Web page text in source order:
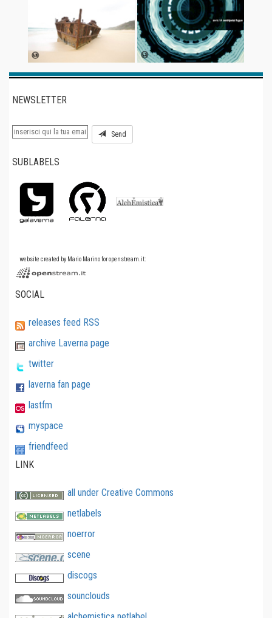
NEWSLETTER
Send
SUBLABELS
website created by Mario Marino for openstream.it:
SOCIAL
releases feed RSS
archive Laverna page
twitter
laverna fan page
lastfm
myspace
friendfeed
LINK
all under Creative Commons
netlabels
noerror
scene
discogs
sounclouds